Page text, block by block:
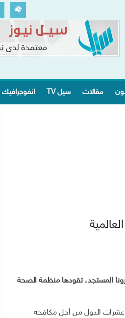
مقالات سيل TV انفوجرافيك
المستجد، تقودها منظمة الصحة
عشرات الدول من أجل مكافحة